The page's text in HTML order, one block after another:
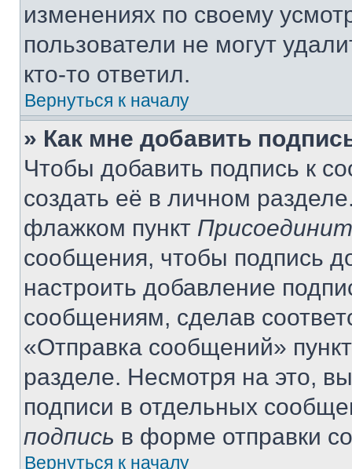
изменениях по своему
пользователи не могут
кто-то ответил.
Вернуться к началу
» Как мне добавить
Чтобы добавить подпись к
создать её в личном
флажком пункт
сообщения, чтобы подпись
настроить добавление
сообщениям, сделав
«Отправка сообщений»
разделе. Несмотря на это,
подписи в отдельных
подпись в форме отправки
Вернуться к началу